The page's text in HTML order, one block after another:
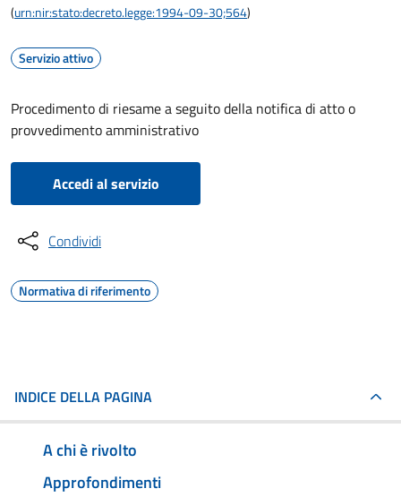
(urn:nir:stato:decreto.legge:1994-09-30;564)
Servizio attivo
Procedimento di riesame a seguito della notifica di atto o
provvedimento amministrativo
Accedi al servizio
Condividi
Normativa di riferimento
INDICE DELLA PAGINA
A chi è rivolto
Approfondimenti